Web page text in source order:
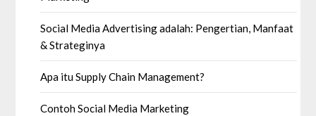
Social Media Advertising adalah: Pengertian, Manfaat
& Strateginya
Apa itu Supply Chain Management?
Contoh Social Media Marketing